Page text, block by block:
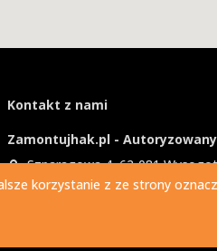
Kontakt z nami
Zamontujhak.pl -
Szparagowa 4, 62-081
730 037 037
korzystanie z ze strony